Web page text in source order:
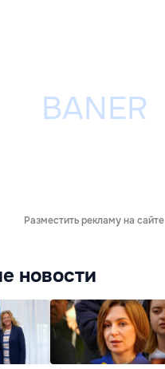
Разместить рекламу на сайте
новости